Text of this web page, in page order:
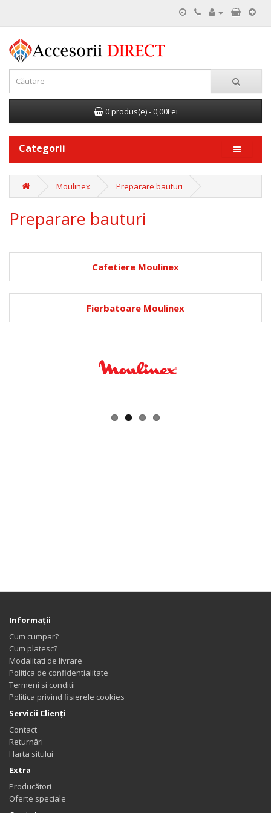
0 produs(e) - 0,00Lei
Categorii
Moulinex Preparare bauturi
Preparare bauturi
Cafetiere Moulinex
Fierbatoare Moulinex
Informaţii
Cum cumpar?
Cum platesc?
Modalitati de livrare
Politica de confidentialitate
Termeni si conditii
Politica privind fisierele cookies
Servicii Clienţi
Contact
Returnări
Harta sitului
Extra
Producători
Oferte speciale